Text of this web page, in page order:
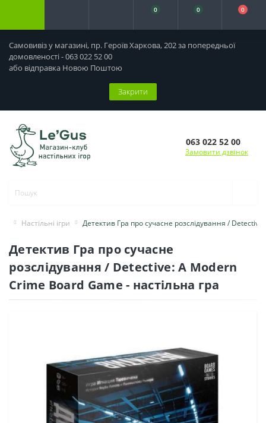
Самовивіз у магазині, пр. Героїв Харкова, 202 за попередньої
домовленості - 063 022 52 00
або відправка Новою Поштою
Закрити
0 0 0
063 022 52 00
Замовити дзвінок
Настільні ігри Детектив Гра про сучасне розслідування /
Детектив Гра про сучасне
розслідування / Detective: A Modern
Crime Board Game - настільна гра